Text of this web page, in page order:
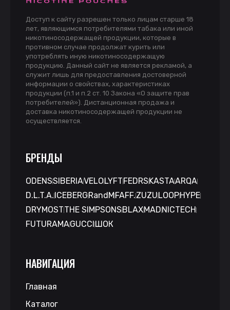
Доступ к сайту разрешен только лицам старше 18
лет, являющимся потребителями табака или иной
никотиносодержащей продукции, которые в
противном случае продолжат курить или
употреблять иную никотиносодержащую
продукцию. Данный сайт не является рекламой, а
служит лишь для предоставления достоверной
информации о свойствах, характеристиках
продукции (п.1 и п.2 ст. 10 Закона «О защите прав
потребителей»). Дистанционная продажа и
доставка никотиносодержащей продукции не
осуществляется.
БРЕНДЫ
ODENSSIBERIAVELO LYFT FEDRS KASTAARQA
D.L.T.A. ICEBERG RandM FAFF.ZUZU LOOPHYPE
DRYMOSTTHE SIMPSONS BLAXMAD NICTECH
FUTURAMAGUCCI ШОК
НАВИГАЦИЯ
Главная
Каталог